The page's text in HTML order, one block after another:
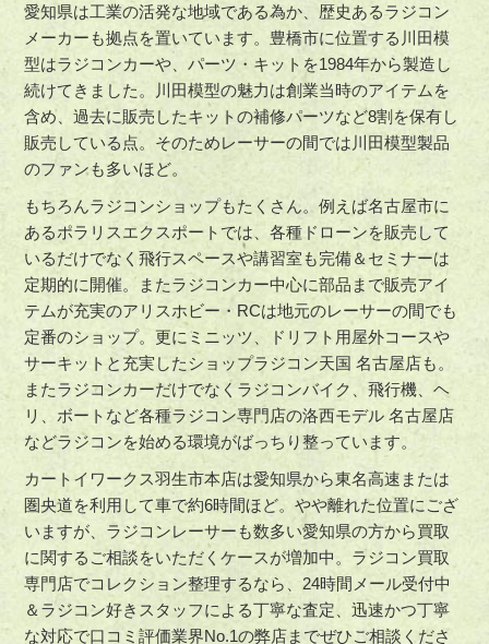
愛知県は工業の活発な地域である為か、歴史あるラジコン
メーカーも拠点を置いています。豊橋市に位置する川田模
型はラジコンカーや、パーツ・キットを1984年から製造し
続けてきました。川田模型の魅力は創業当時のアイテムを
含め、過去に販売したキットの補修パーツなど8割を保有し
販売している点。そのためレーサーの間では川田模型製品
のファンも多いほど。
もちろんラジコンショップもたくさん。例えば名古屋市に
あるポラリスエクスポートでは、各種ドローンを販売して
いるだけでなく飛行スペースや講習室も完備＆セミナーは
定期的に開催。またラジコンカー中心に部品まで販売アイ
テムが充実のアリスホビー・RCは地元のレーサーの間でも
定番のショップ。更にミニッツ、ドリフト用屋外コースや
サーキットと充実したショップラジコン天国 名古屋店も。
またラジコンカーだけでなくラジコンバイク、飛行機、ヘ
リ、ボートなど各種ラジコン専門店の洛西モデル 名古屋店
などラジコンを始める環境がばっちり整っています。
カートイワークス羽生市本店は愛知県から東名高速または
圏央道を利用して車で約6時間ほど。やや離れた位置にござ
いますが、ラジコンレーサーも数多い愛知県の方から買取
に関するご相談をいただくケースが増加中。ラジコン買取
専門店でコレクション整理するなら、24時間メール受付中
＆ラジコン好きスタッフによる丁寧な査定、迅速かつ丁寧
な対応で口コミ評価業界No.1の弊店までぜひご相談くださ